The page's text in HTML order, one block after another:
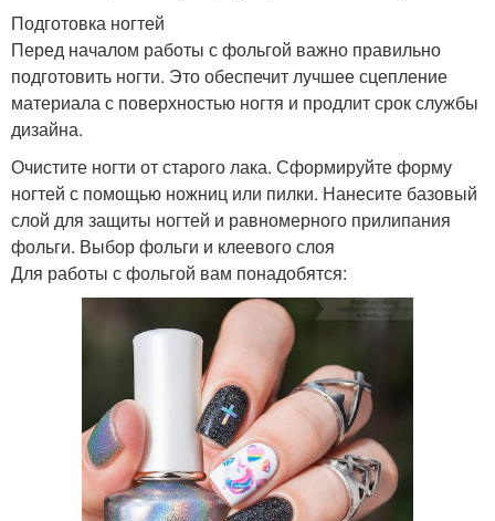
Подготовка ногтей
Перед началом работы с фольгой важно правильно
подготовить ногти. Это обеспечит лучшее сцепление
материала с поверхностью ногтя и продлит срок службы
дизайна.
Очистите ногти от старого лака. Сформируйте форму
ногтей с помощью ножниц или пилки. Нанесите базовый
слой для защиты ногтей и равномерного прилипания
фольги. Выбор фольги и клеевого слоя
Для работы с фольгой вам понадобятся: